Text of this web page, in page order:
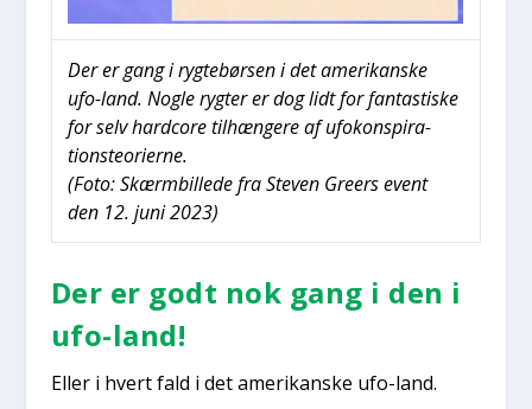
Der er gang i ryg­tebør­sen i det ame­ri­kan­ske
ufo-land. Nog­le ryg­ter er dog lidt for fan­ta­sti­ske
for selv hardco­re til­hæn­ge­re af ufo­kon­spira­
tions­te­o­ri­er­ne.
(Foto: Skærm­bil­le­de fra Ste­ven Gre­ers event
den 12. juni 2023)
Der er godt nok gang i den i
ufo-land!
Eller i hvert fald i det ame­ri­kan­ske ufo-land.